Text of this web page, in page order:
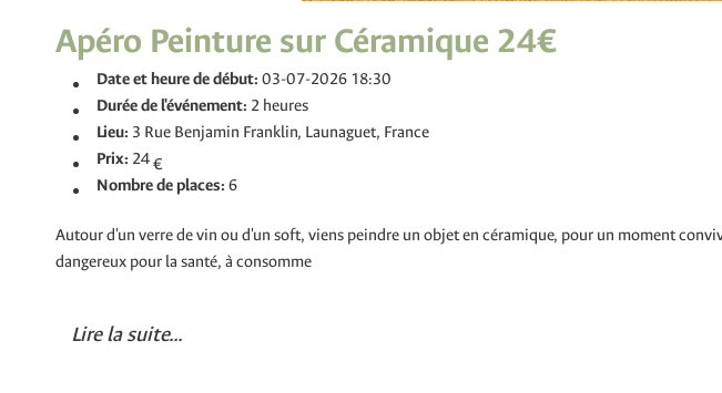
Apéro Peinture sur Céramique 24€
Date et heure de début: 03-07-2026 18:30
Durée de l'événement: 2 heures
Lieu: 3 Rue Benjamin Franklin, Launaguet, France
Prix: 24€
Nombre de places: 6
Autour d'un verre de vin ou d'un soft, viens peindre un objet en céramique, pour un moment
dangereux pour la santé, à consomme
Lire la suite...